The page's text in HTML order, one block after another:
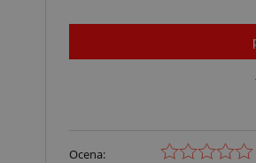
Ocena: